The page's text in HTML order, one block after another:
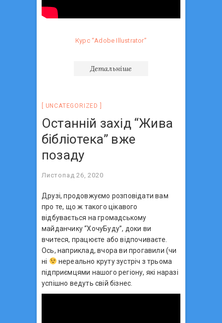
Курс “Аdobe Illustrator”
Детальніше
UNCATEGORIZED
Останній захід “Жива
бібліотека” вже
позаду
Листопад 26, 2020
Друзі, продовжуємо розповідати вам
про те, що ж такого цікавого
відбувається на громадському
майданчику “ХочуБуду”, доки ви
вчитеся, працюєте або відпочиваєте.
Ось, наприклад, вчора ви прогавили (чи
ні
нереально круту зустріч з трьома
підприємцями нашого регіону, які наразі
успішно ведуть свій бізнес.